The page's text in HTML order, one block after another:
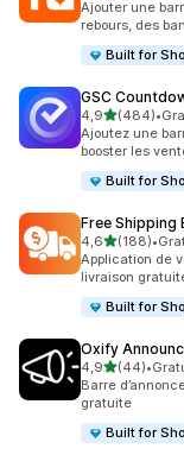
Ajouter une
rebours, des
Built for
GSC
4,9étoile(s) sur
(484)
484 avis au•
Ajoutez une
booster les
Built for
Free Shipping
4,6étoile(s) sur
(188)
188 avis au•
Application de
livraison
Built for
Oxify
4,9étoile(s) sur
(44)
44 avis au total
•
Barre
gratuite
Built for